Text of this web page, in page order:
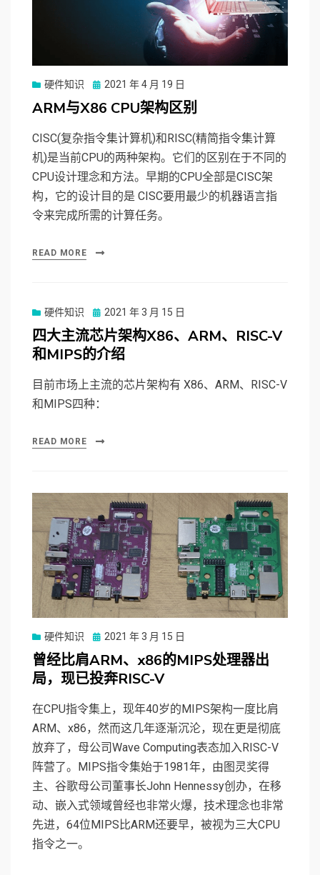
硬件知识
Posted
2021 年 4 月 19 日
ARM与X86 CPU架构区别
CISC(复杂指令集计算机)和RISC(精简指令集计算
机)是当前CPU的两种架构。它们的区别在于不同的
CPU设计理念和方法。早期的CPU全部是CISC架
构，它的设计目的是 CISC要用最少的机器语言指
令来完成所需的计算任务。
READ MORE
硬件知识
Posted
on
2021 年 3 月 15 日
四大主流芯片架构X86、ARM、RISC-V
和MIPS的介绍
目前市场上主流的芯片架构有 X86、ARM、RISC-V
和MIPS四种：
READ MORE
硬件知识
Posted
2021 年 3 月 15 日
曾经比肩ARM、x86的MIPS处理器出
局，现已投奔RISC-V
在CPU指令集上，现年40岁的MIPS架构一度比肩
ARM、x86，然而这几年逐渐沉沦，现在更是彻底
放弃了，母公司Wave Computing表态加入RISC-V
阵营了。MIPS指令集始于1981年，由图灵奖得
主、谷歌母公司董事长John Hennessy创办，在移
动、嵌入式领域曾经也非常火爆，技术理念也非常
先进，64位MIPS比ARM还要早，被视为三大CPU
指令之一。